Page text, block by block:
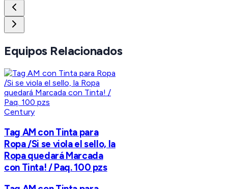
Equipos Relacionados
Century
Tag AM con Tinta para
Ropa /Si se viola el sello, la
Ropa quedará Marcada
con Tinta! / Paq. 100 pzs